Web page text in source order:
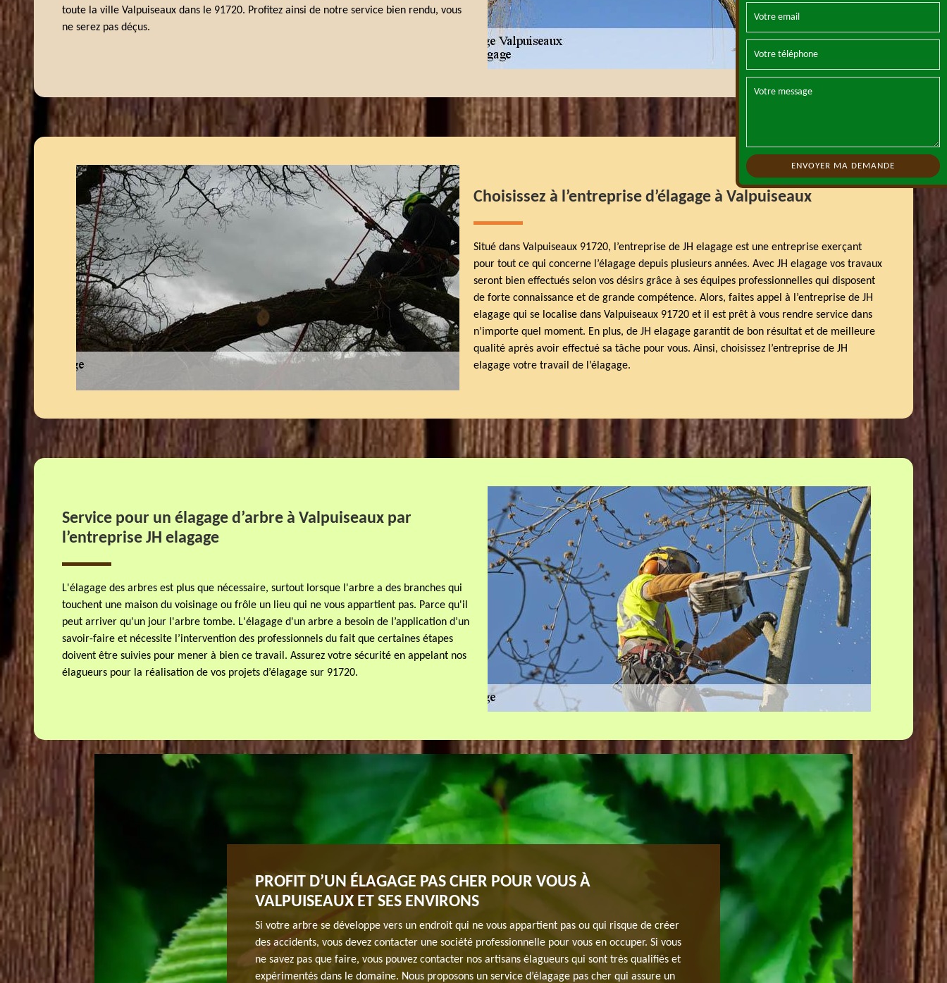
toute la ville Valpuiseaux dans le 91720. Profitez ainsi de notre service bien rendu, vous
ne serez pas déçus.
Choisissez à l’entreprise d’élagage à Valpuiseaux
Situé dans Valpuiseaux 91720, l’entreprise de JH elagage est une entreprise exerçant
pour tout ce qui concerne l’élagage depuis plusieurs années. Avec JH elagage vos travaux
seront bien effectués selon vos désirs grâce à ses équipes professionnelles qui disposent
de forte connaissance et de grande compétence. Alors, faites appel à l’entreprise de JH
elagage qui se localise dans Valpuiseaux 91720 et il est prêt à vous rendre service dans
n’importe quel moment. En plus, de JH elagage garantit de bon résultat et de meilleure
qualité après avoir effectué sa tâche pour vous. Ainsi, choisissez l’entreprise de JH
elagage votre travail de l’élagage.
Service pour un élagage d’arbre à Valpuiseaux par
l’entreprise JH elagage
L'élagage des arbres est plus que nécessaire, surtout lorsque l'arbre a des branches qui
touchent une maison du voisinage ou frôle un lieu qui ne vous appartient pas. Parce qu'il
peut arriver qu'un jour l'arbre tombe. L'élagage d'un arbre a besoin de l’application d’un
savoir-faire et nécessite l’intervention des professionnels du fait que certaines étapes
doivent être suivies pour mener à bien ce travail. Assurez votre sécurité en appelant nos
élagueurs pour la réalisation de vos projets d’élagage sur 91720.
À VALPUISEAUX
de savoir le devis pour bien se prévoir au
bon devis selon vos attentes, c’est mieux de se
vos travaux en toute tranquillité. Alors
qui se situe Valpuiseaux 91720 pour obtenir toutes
le devis. En plus la demande de devis est gratuite et
PROFIT D’UN ÉLAGAGE PAS CHER POUR VOUS À
VALPUISEAUX ET SES ENVIRONS
Si votre arbre se développe vers un endroit qui ne vous appartient pas ou qui risque de créer
des accidents, vous devez contacter une société professionnelle pour vous en occuper. Si vous
ne savez pas que faire, vous pouvez contacter nos artisans élagueurs qui sont très qualifiés et
expérimentés dans le domaine. Nous proposons un service d’élagage pas cher qui assure un
OBTENEZ LE BON DEVIS
Avant de débuter un projet, c’est très important de
budget lié à un travail. Alors, pour avoir le bon devis
renseigner à l’expert pour se rassurant d’effectuer
n’hésitez surtout pas à contacter JH elagage qui se
les informations complètes et en détail sur le devis.